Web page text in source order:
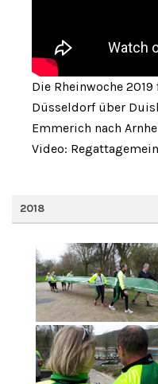
Die Rheinwoche
Düsseldorf über
Emmerich nach
Video:
2018